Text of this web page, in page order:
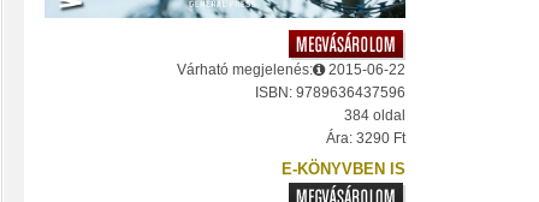
Várható megjelenés:
2015-06-22
ISBN: 9789636437596
384 oldal
Ára: 3290 Ft
E-KÖNYVBEN IS